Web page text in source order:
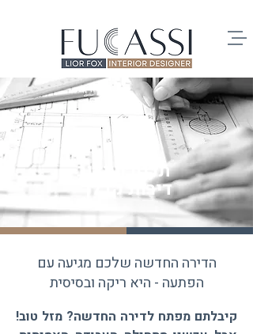
תכנון ועיצוב
דירות קבלן
הדירה החדשה שלכם מגיעה עם
הפתעה - היא ריקה ובסיסית
קיבלתם מפתח לדירה החדשה? מזל טוב!